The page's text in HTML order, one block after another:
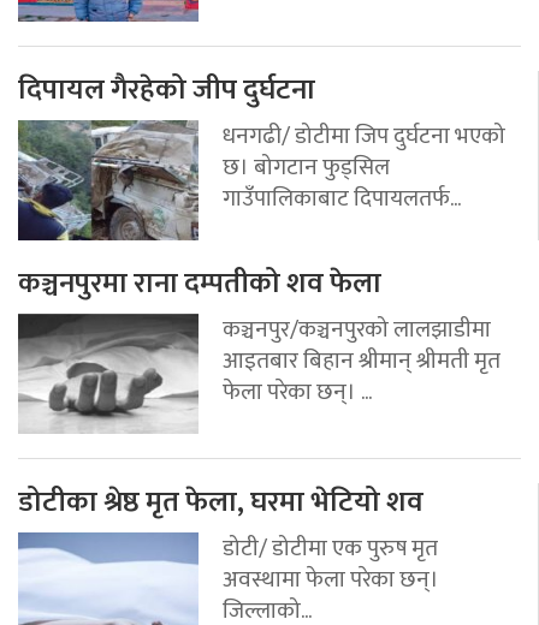
दिपायल गैरहेको जीप दुर्घटना
धनगढी/ डोटीमा जिप दुर्घटना भएको
छ। बोगटान फुड्सिल
गाउँपालिकाबाट दिपायलतर्फ...
कञ्चनपुरमा राना दम्पतीको शव फेला
कञ्चनपुर/कञ्चनपुरको लालझाडीमा
आइतबार बिहान श्रीमान् श्रीमती मृत
फेला परेका छन्। ...
डोटीका श्रेष्ठ मृत फेला, घरमा भेटियो शव
डोटी/ डोटीमा एक पुरुष मृत
अवस्थामा फेला परेका छन्।
जिल्लाको...